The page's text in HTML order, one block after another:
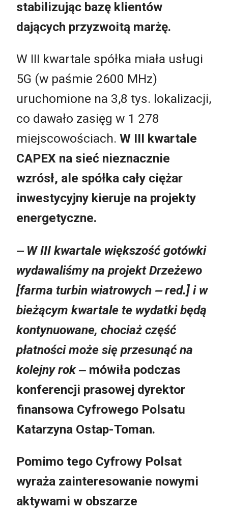
stabilizując bazę klientów
dających przyzwoitą marżę.
W III kwartale spółka miała usługi
5G (w paśmie 2600 MHz)
uruchomione na 3,8 tys. lokalizacji,
co dawało zasięg w 1 278
miejscowościach. W III kwartale
CAPEX na sieć nieznacznie
wzrósł, ale spółka cały ciężar
inwestycyjny kieruje na projekty
energetyczne.
‒ W III kwartale większość gotówki
wydawaliśmy na projekt Drzeżewo
[farma turbin wiatrowych ‒ red.] i w
bieżącym kwartale te wydatki będą
kontynuowane, chociaż część
płatności może się przesunąć na
kolejny rok‒ mówiła podczas
konferencji prasowej dyrektor
finansowa Cyfrowego Polsatu
Katarzyna Ostap-Toman.
Pomimo tego Cyfrowy Polsat
wyraża zainteresowanie nowymi
aktywami w obszarze